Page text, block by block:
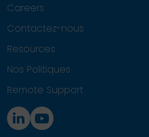
Careers
Contactez-nous
Resources
Nos Politiques
Remote Support